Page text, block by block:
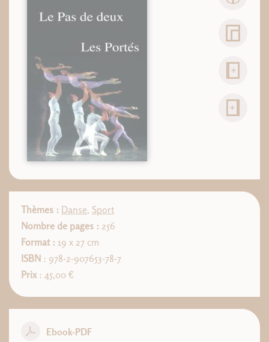
Thèmes : Danse, Sport
Nombre de pages : 256
Format : 19 x 27 cm
ISBN : 978-2-907653-78-7
Prix: 45,00 €
Ebook-PDF